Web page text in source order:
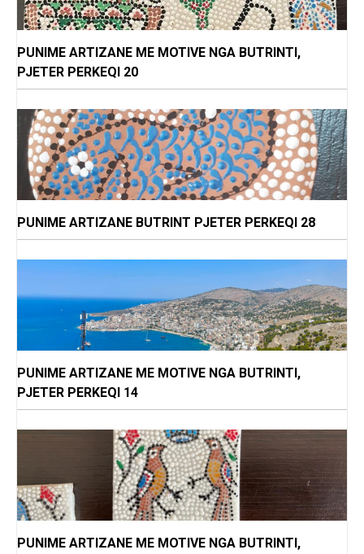
PUNIME ARTIZANE ME MOTIVE NGA BUTRINTI,
PJETER PERKEQI 20
PUNIME ARTIZANE BUTRINT PJETER PERKEQI 28
PUNIME ARTIZANE ME MOTIVE NGA BUTRINTI,
PJETER PERKEQI 14
PUNIME ARTIZANE ME MOTIVE NGA BUTRINTI,